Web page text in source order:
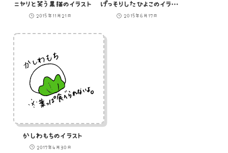
ニヤリと笑う黒猫のイラスト
2015年11月21日
げっそりしたひよこのイラスト
2015年6月17日
かしわもちのイラスト
2017年4月30日